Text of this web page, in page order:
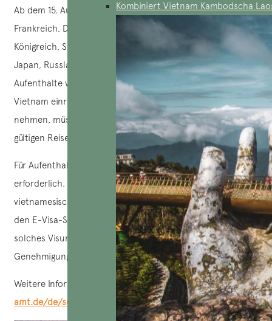
Kombiniert Vietnam Kambodscha
Ab dem 15. August 2023 können Reisende aus Ländern wie
Frankreich, Deutschland, Italien, dem Vereinigten
Königreich, Schweden, Dänemark, Finnland, Norwegen,
Japan, Russland, Südkorea und Weißrussland für
Aufenthalte von weniger als 45 Tagen ohne Visum nach
Vietnam einreisen. Um diese Befreiung in Anspruch zu
nehmen, müssen Sie bei der Einreise lediglich einen
gültigen Reisepass vorlegen.
Für Aufenthalte von mehr als 45 Tagen ist jedoch ein Visum
erforderlich. Es kann durch Beantragung bei der
vietnamesischen Botschaft in Ihrem Land oder online über
den E-Visa-Service beantragt werden. Die Kosten für ein
solches Visum betragen 25 US-Dollar und die
Genehmigung dauert in der Regel 3 bis 5 Werktage.
Weitere Informationen:
https://www.auswaertiges-
amt.de/de/service/laender/vietnam-node